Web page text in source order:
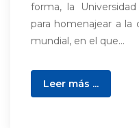
forma, la
para homenajear a
mundial, en el que...
Leer más ...